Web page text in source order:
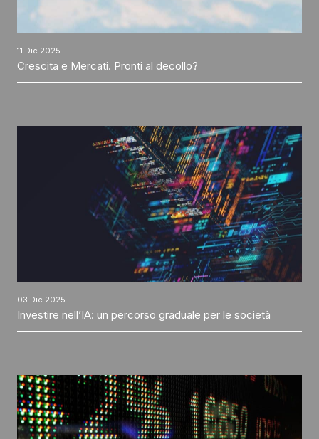
11 Dic 2025
Crescita e Mercati. Pronti al decollo?
03 Dic 2025
Investire nell’IA: un percorso graduale per le società